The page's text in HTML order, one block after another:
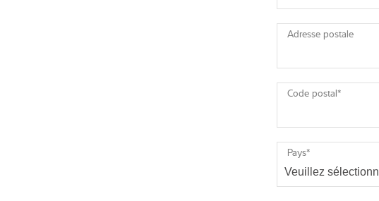
Adresse postale
Code postal*
Pays*